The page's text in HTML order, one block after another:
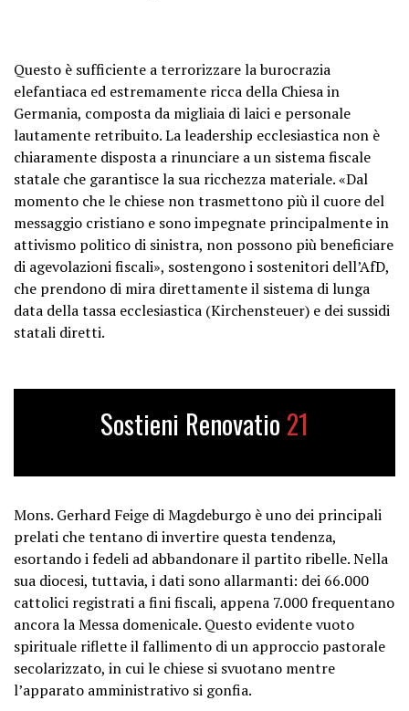
Questo è sufficiente a terrorizzare la burocrazia
elefantiaca ed estremamente ricca della Chiesa in
Germania, composta da migliaia di laici e personale
lautamente retribuito. La leadership ecclesiastica non è
chiaramente disposta a rinunciare a un sistema fiscale
statale che garantisce la sua ricchezza materiale. «Dal
momento che le chiese non trasmettono più il cuore del
messaggio cristiano e sono impegnate principalmente in
attivismo politico di sinistra, non possono più beneficiare
di agevolazioni fiscali», sostengono i sostenitori dell’AfD,
che prendono di mira direttamente il sistema di lunga
data della tassa ecclesiastica (Kirchensteuer) e dei sussidi
statali diretti.
Sostieni Renovatio 21
Mons. Gerhard Feige di Magdeburgo è uno dei principali
prelati che tentano di invertire questa tendenza,
esortando i fedeli ad abbandonare il partito ribelle. Nella
sua diocesi, tuttavia, i dati sono allarmanti: dei 66.000
cattolici registrati a fini fiscali, appena 7.000 frequentano
ancora la Messa domenicale. Questo evidente vuoto
spirituale riflette il fallimento di un approccio pastorale
secolarizzato, in cui le chiese si svuotano mentre
l’apparato amministrativo si gonfia.